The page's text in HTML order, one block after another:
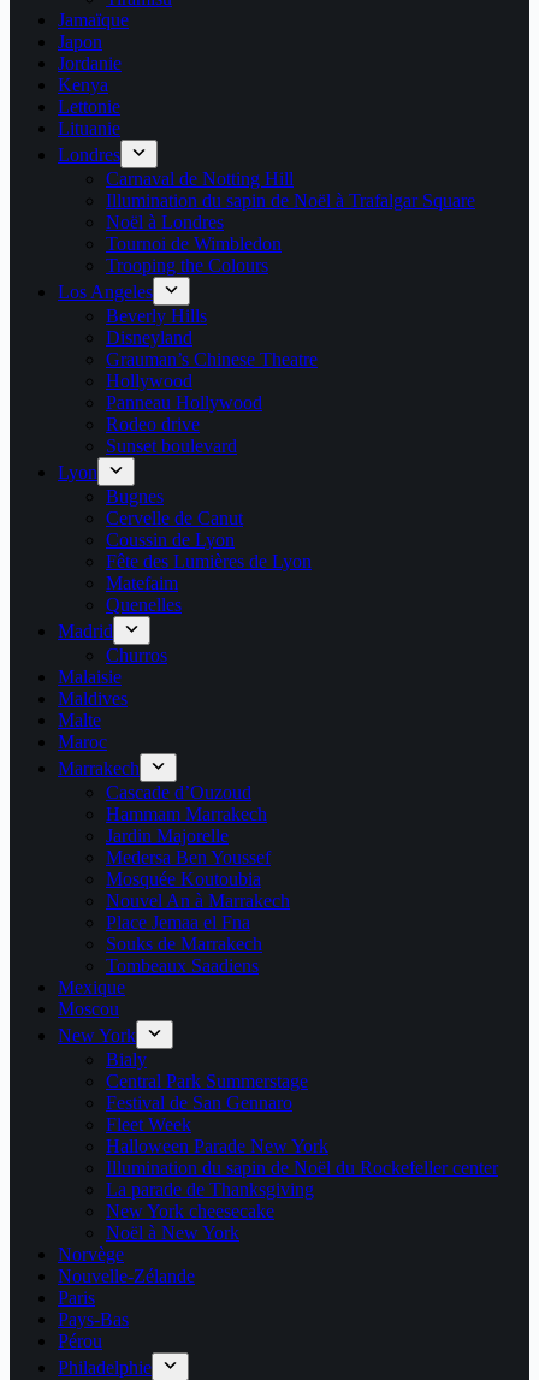
Jamaïque
Japon
Jordanie
Kenya
Lettonie
Lituanie
Londres
Carnaval de Notting Hill
Illumination du sapin de Noël à Trafalgar Square
Noël à Londres
Tournoi de Wimbledon
Trooping the Colours
Los Angeles
Beverly Hills
Disneyland
Grauman’s Chinese Theatre
Hollywood
Panneau Hollywood
Rodeo drive
Sunset boulevard
Lyon
Bugnes
Cervelle de Canut
Coussin de Lyon
Fête des Lumières de Lyon
Matefaim
Quenelles
Madrid
Churros
Malaisie
Maldives
Malte
Maroc
Marrakech
Cascade d’Ouzoud
Hammam Marrakech
Jardin Majorelle
Medersa Ben Youssef
Mosquée Koutoubia
Nouvel An à Marrakech
Place Jemaa el Fna
Souks de Marrakech
Tombeaux Saadiens
Mexique
Moscou
New York
Bialy
Central Park Summerstage
Festival de San Gennaro
Fleet Week
Halloween Parade New York
Illumination du sapin de Noël du Rockefeller center
La parade de Thanksgiving
New York cheesecake
Noël à New York
Norvège
Nouvelle-Zélande
Paris
Pays-Bas
Pérou
Philadelphie